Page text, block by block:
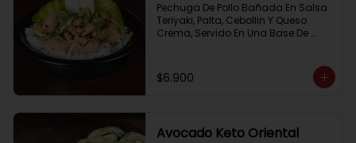
Pechuga De Pollo Bañada En Salsa
Teriyaki, Palta, Cebollin Y Queso
Crema, Servido En Una Base De
$6.900
Avocado Keto Oriental